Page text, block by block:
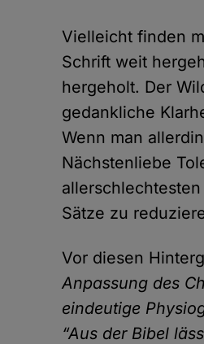
Vielleicht finden
Schrift weit
hergeholt. Der
gedankliche
Wenn man
Nächstenliebe
Sätze zu
Vor diesen
Anpassung des
eindeutige
“Aus der Bibel